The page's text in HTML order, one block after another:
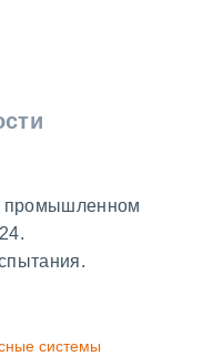
промышленном
системы